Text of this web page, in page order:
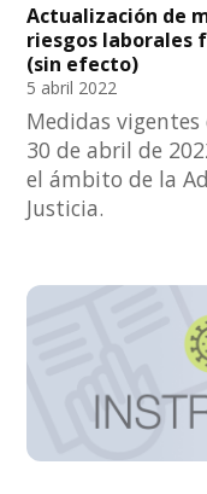
Actualización de
riesgos laborales
(sin efecto)
5 abril 2022
Medidas
30 de abril de
el ámbito de la
Justicia.